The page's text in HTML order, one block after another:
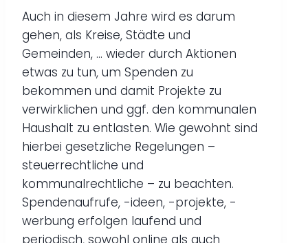
Auch in diesem Jahre wird es darum
gehen, als Kreise, Städte und
Gemeinden, … wieder durch Aktionen
etwas zu tun, um Spenden zu
bekommen und damit Projekte zu
verwirklichen und ggf. den kommunalen
Haushalt zu entlasten. Wie gewohnt sind
hierbei gesetzliche Regelungen –
steuerrechtliche und
kommunalrechtliche – zu beachten.
Spendenaufrufe, -ideen, -projekte, -
werbung erfolgen laufend und
periodisch, sowohl online als auch